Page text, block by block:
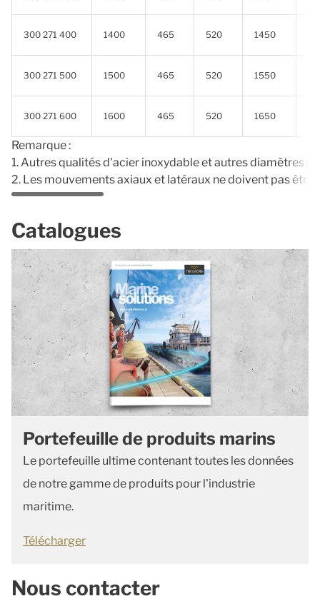
300 271 400 1400 465 520 1450
300 271 500 1500 465 520 1550
300 271 600 1600 465 520 1650
Remarque :
1. Autres qualités d'acier inoxydable et autres diamètres
2. Les mouvements axiaux et latéraux ne doivent pas être
Catalogues
Portefeuille de produits marins
Le portefeuille ultime contenant toutes les données
de notre gamme de produits pour l'industrie
maritime.
Télécharger
Nous contacter